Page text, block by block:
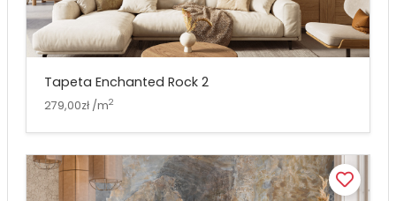
Tapeta Enchanted Rock 2
279,00zł /m2